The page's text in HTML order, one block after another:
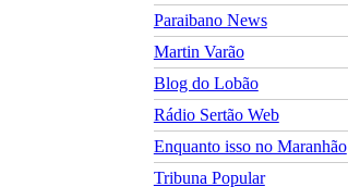
Paraibano News
Martin Varão
Blog do Lobão
Rádio Sertão Web
Enquanto isso no Maranhão
Tribuna Popular